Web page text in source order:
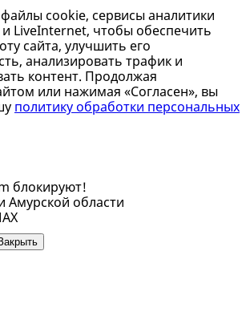
cookie, сервисы аналитики
LiveInternet, чтобы обеспечить
сайта, улучшить его
анализировать трафик и
контент. Продолжая
или нажимая «Согласен», вы
политику обработки персональных
блокируют!
Амурской области